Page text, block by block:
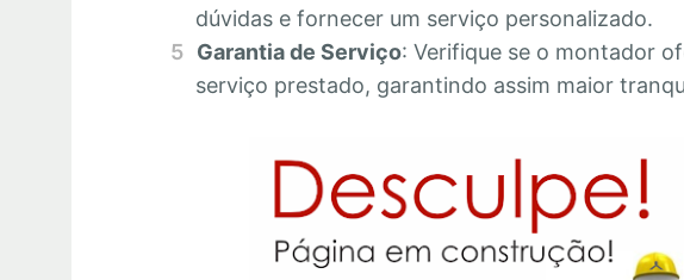
dúvidas e fornecer um serviço personalizado.
Garantia de Serviço: Verifique se o montador
serviço prestado, garantindo assim maior